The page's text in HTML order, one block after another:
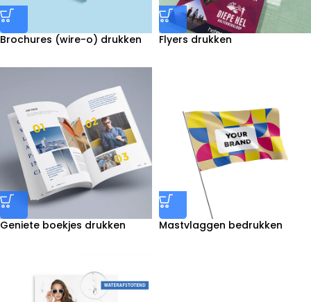
Brochures (wire-o) drukken Flyers drukken
Geniete boekjes drukken Mastvlaggen bedrukken